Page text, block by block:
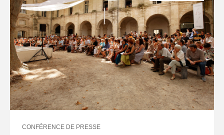
CONFÉRENCE DE PRESSE